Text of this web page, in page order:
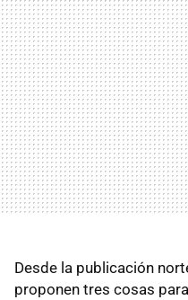
Desde la publicación
proponen tres cosas